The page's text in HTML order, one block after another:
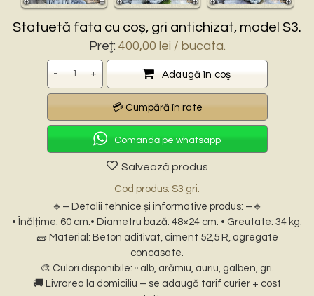
Statuetă fata cu coș, gri antichizat, model S3.
Preţ: 400,00 lei / bucata.
Adaugă în coş
Comandă pe whatsapp
Salvează produs
Cod produs: S3 gri.
🔹– Detalii tehnice și informative produs: –🔹
• Înălțime: 60 cm.• Diametru bază: 48×24 cm. • Greutate: 34 kg.
🧱 Material: Beton aditivat, ciment 52,5 R, agregate
concasate.
🎨 Culori disponibile: ▫️ alb, arămiu, auriu, galben, gri.
🚚 Livrarea la domiciliu – se adaugă tarif curier + cost